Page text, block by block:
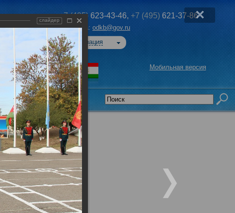
+7 (495) 623-43-46, +7 (495) 621-37-86
Эл. почта: odkb@gov.ru
Авторизация
Мобильная версия
слайдер